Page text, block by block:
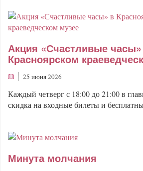
Акция «Счастливые
Красноярском
25 июня 2026
Каждый четверг с 18:00 до 21:00 в
скидка на входные билеты и
Минута молчания